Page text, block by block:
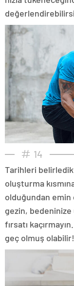
14
Tarihleri
oluşturma
olduğundan emin
gezin,
fırsatı
geç olmuş olabilir!